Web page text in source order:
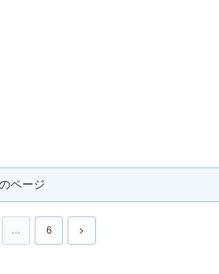
ページ
… 6 次